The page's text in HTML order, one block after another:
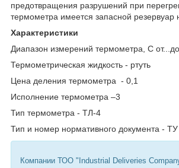
предотвращения разрушений при
термометра имеется запасной резервуар
Характеристики
Диапазон измерений термометра, С
Термометрическая жидкость - ртуть
Цена деления термометра - 0,1
Исполнение термометра –3
Тип термометра - ТЛ-4
Тип и номер нормативного документа -
Компании ТОО "Industrial Deliveries